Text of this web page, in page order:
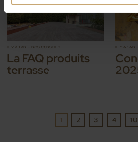
IL Y A 1 AN — NOS CONSEILS
La FAQ produits
terrasse
IL Y A 1
1 2 3 4 10